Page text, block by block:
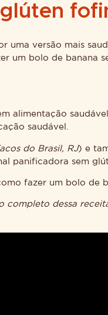
uma versão mais
um bolo de banana
alimentação
saudável.
do Brasil, RJ) e
panificadora sem
fazer um bolo de
completo dessa